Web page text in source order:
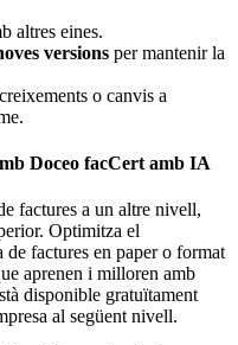
altres eines.
versions per mantenir la
o canvis a
Doceo facCert amb IA
factures a un altre nivell,
Optimitza el
de factures en paper o format
aprenen i milloren amb
disponible gratuïtament
al següent nivell.